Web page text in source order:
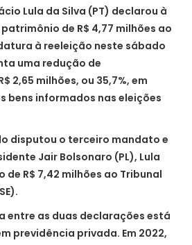
Lula da Silva (PT) declarou à
de R$ 4,77 milhões ao
à reeleição neste sábado
uma redução de
2,65 milhões, ou 35,7%, em
bens informados nas eleições
disputou o terceiro mandato e
Jair Bolsonaro (PL), Lula
R$ 7,42 milhões ao Tribunal
entre as duas declarações está
previdência privada. Em 2022,